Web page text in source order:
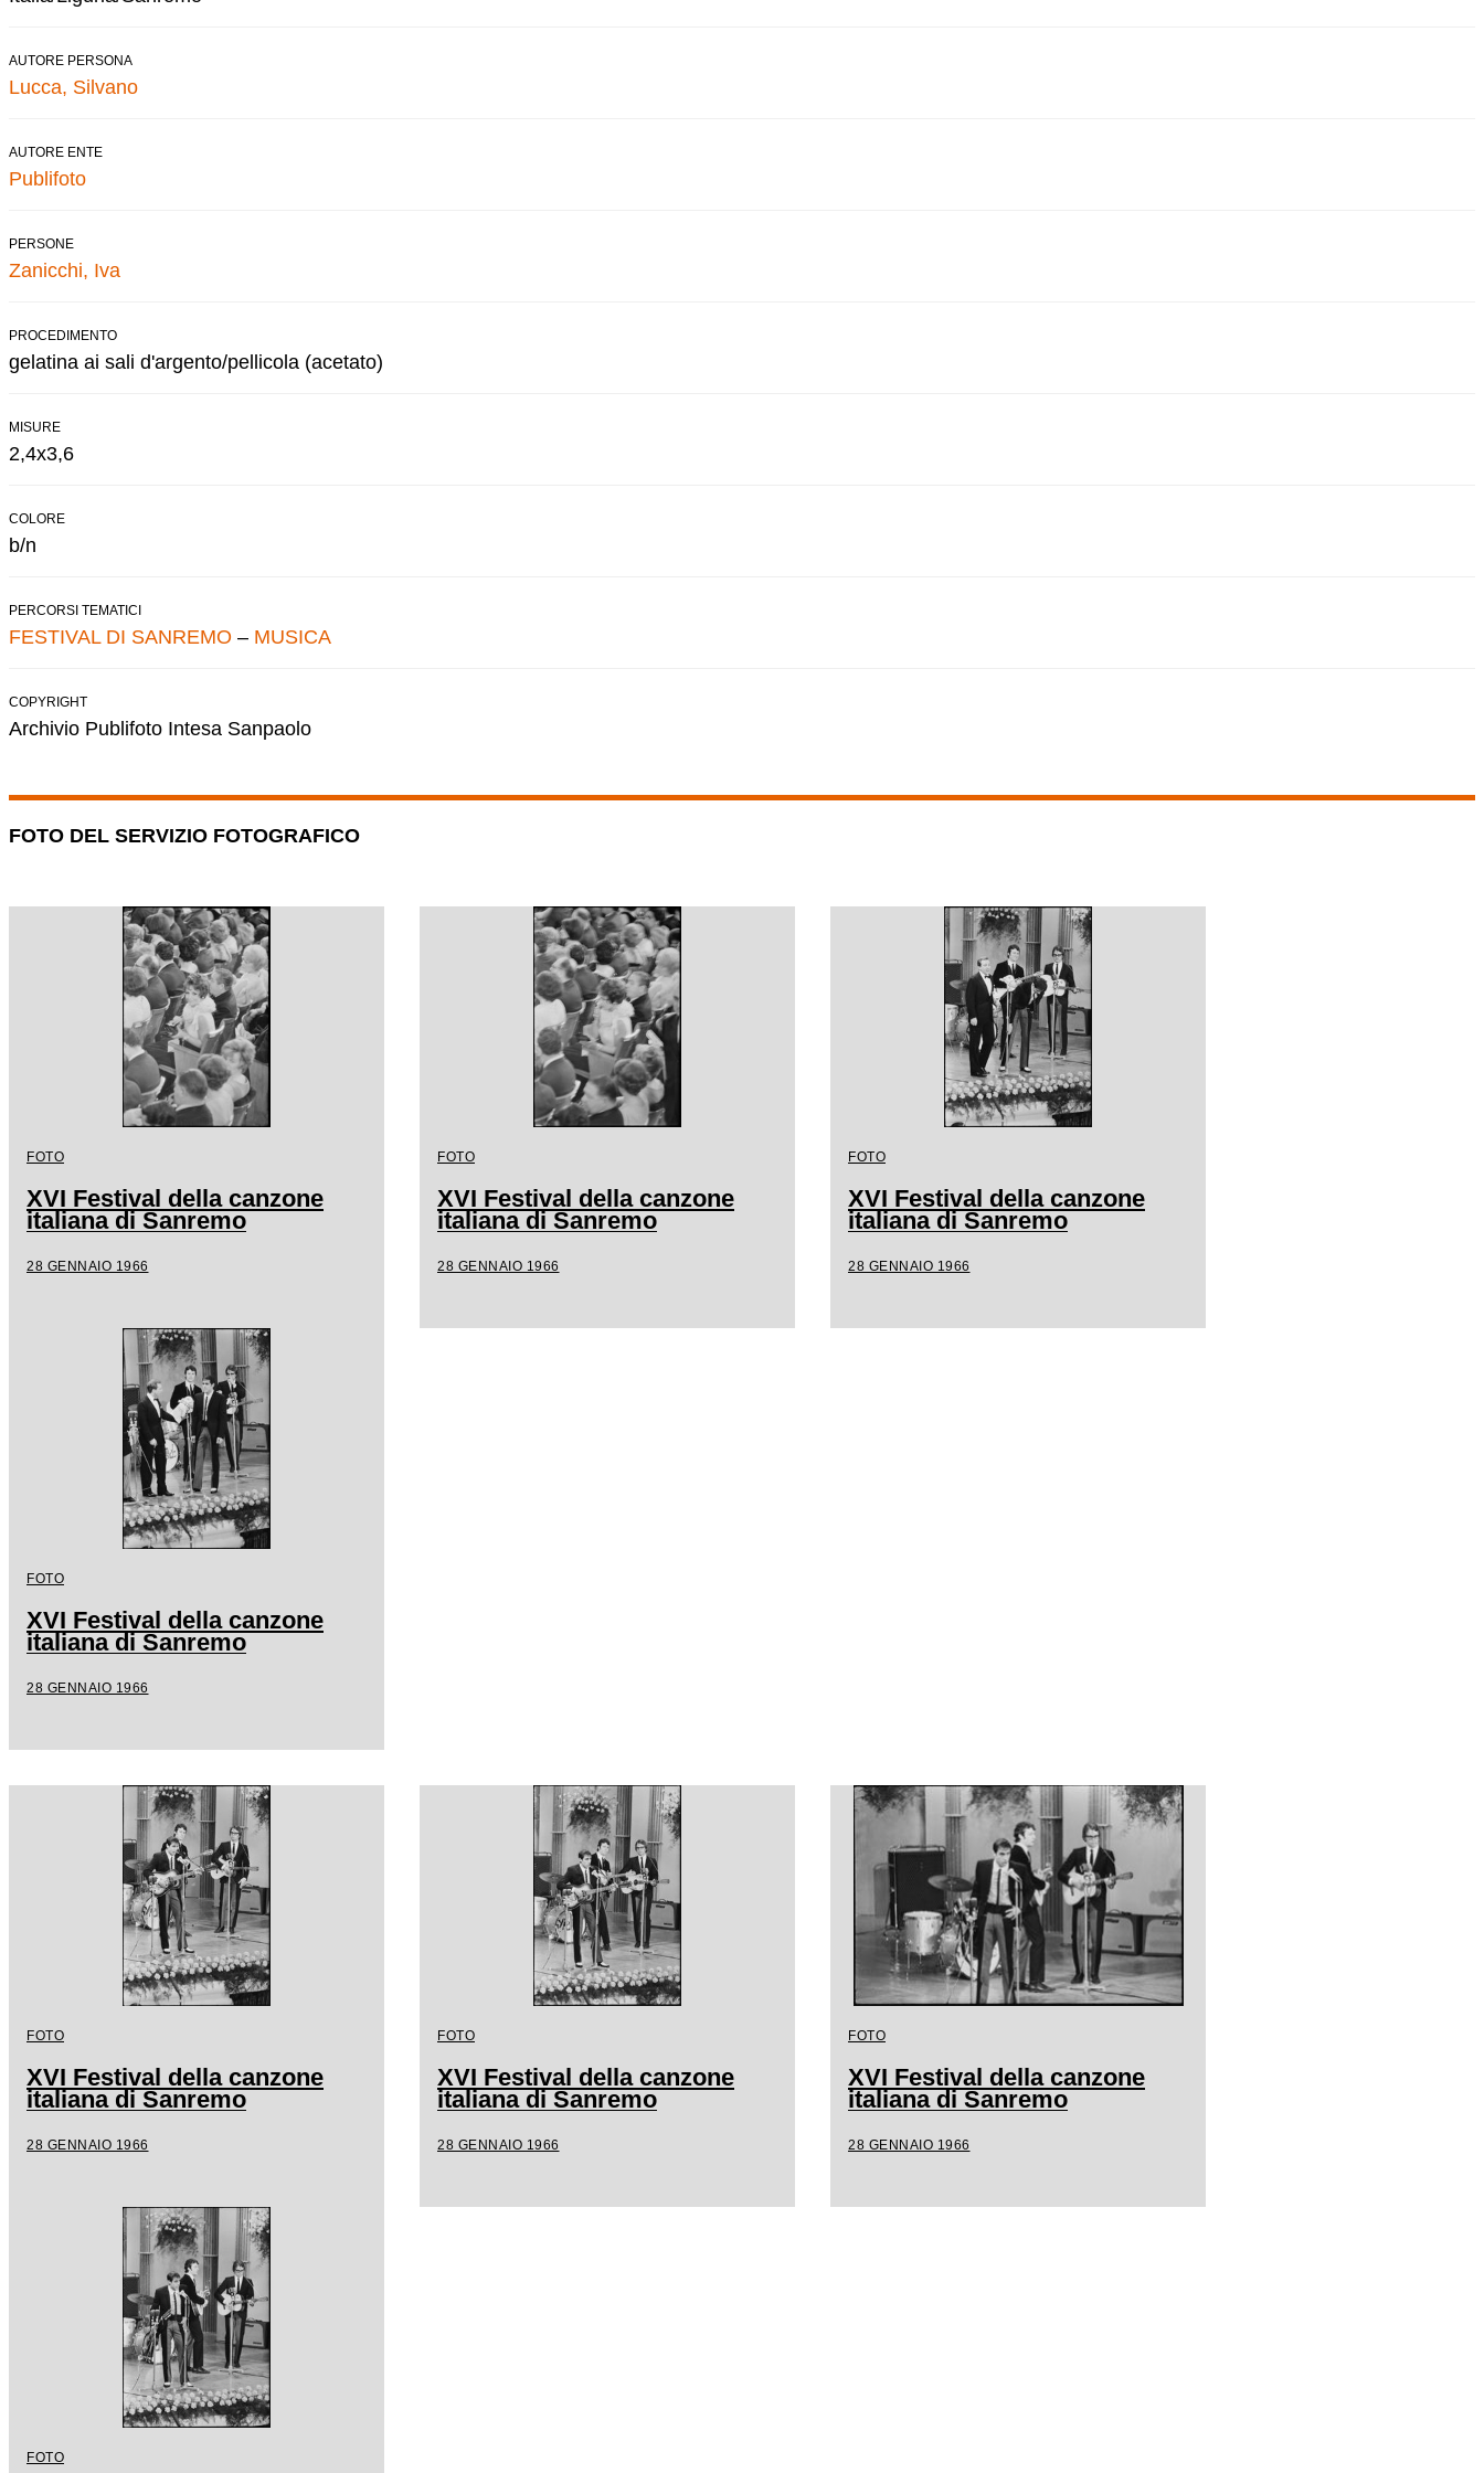
AUTORE PERSONA
Lucca, Silvano
AUTORE ENTE
Publifoto
PERSONE
Zanicchi, Iva
PROCEDIMENTO
gelatina ai sali d'argento/pellicola (acetato)
MISURE
2,4x3,6
COLORE
b/n
PERCORSI TEMATICI
FESTIVAL DI SANREMO – MUSICA
COPYRIGHT
Archivio Publifoto Intesa Sanpaolo
FOTO DEL SERVIZIO FOTOGRAFICO
FOTO
XVI Festival della canzone
italiana di Sanremo
28 GENNAIO 1966
FOTO
XVI Festival della canzone
italiana di Sanremo
28 GENNAIO 1966
FOTO
XVI Festival della canzone
italiana di Sanremo
28 GENNAIO 1966
FOTO
XVI Festival della canzone
italiana di Sanremo
28 GENNAIO 1966
FOTO
XVI Festival della canzone
italiana di Sanremo
28 GENNAIO 1966
FOTO
XVI Festival della canzone
italiana di Sanremo
28 GENNAIO 1966
FOTO
XVI Festival della canzone
italiana di Sanremo
28 GENNAIO 1966
FOTO